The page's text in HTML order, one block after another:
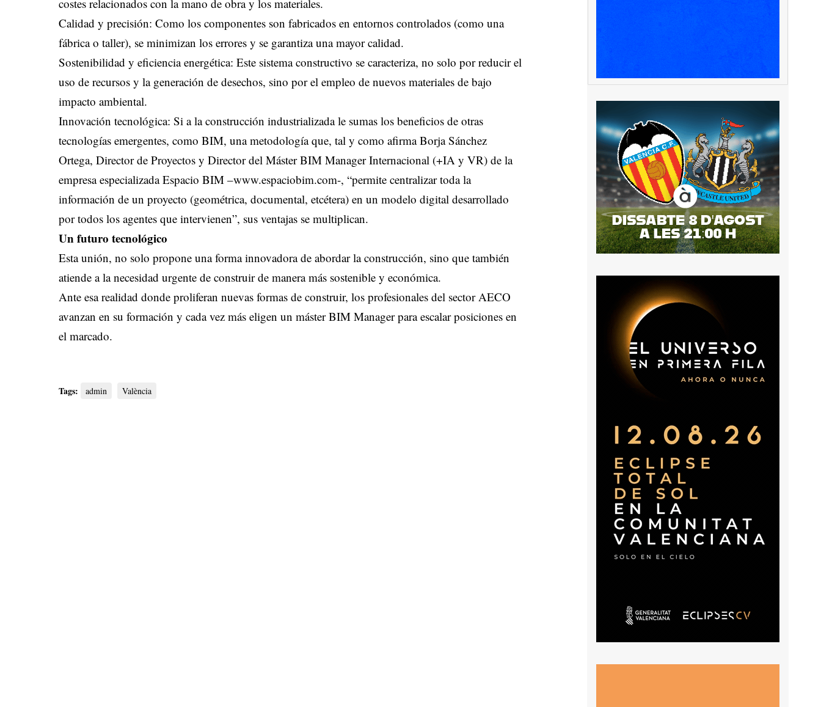
costes relacionados con la mano de obra y los materiales.
Calidad y precisión: Como los componentes son fabricados en entornos controlados (como una
fábrica o taller), se minimizan los errores y se garantiza una mayor calidad.
Sostenibilidad y eficiencia energética: Este sistema constructivo se caracteriza, no solo por reducir el
uso de recursos y la generación de desechos, sino por el empleo de nuevos materiales de bajo
impacto ambiental.
Innovación tecnológica: Si a la construcción industrializada le sumas los beneficios de otras
tecnologías emergentes, como BIM, una metodología que, tal y como afirma Borja Sánchez
Ortega, Director de Proyectos y Director del Máster BIM Manager Internacional (+IA y VR) de la
empresa especializada Espacio BIM –www.espaciobim.com-, “permite centralizar toda la
información de un proyecto (geométrica, documental, etcétera) en un modelo digital desarrollado
por todos los agentes que intervienen”, sus ventajas se multiplican.
Un futuro tecnológico
Esta unión, no solo propone una forma innovadora de abordar la construcción, sino que también
atiende a la necesidad urgente de construir de manera más sostenible y económica.
Ante esa realidad donde proliferan nuevas formas de construir, los profesionales del sector AECO
avanzan en su formación y cada vez más eligen unmáster BIM Managerpara escalar posiciones en
el marcado.
Tags: admin València